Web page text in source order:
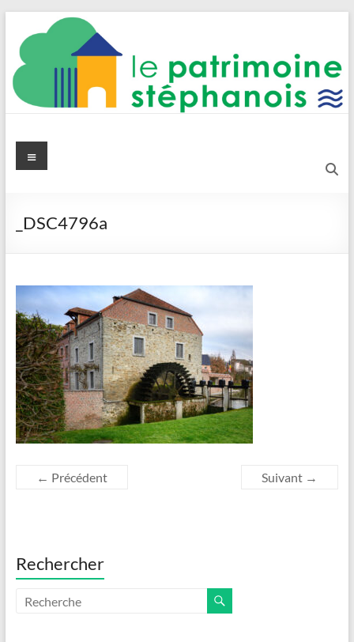
contenu
Le Patrimoine stéphanois
Menu
_DSC4796a
← Précédent Suivant →
Rechercher